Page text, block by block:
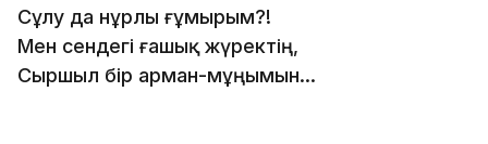
Сұлу да нұрлы ғұмырым?!
Мен сендегі ғашық жүректің,
Сыршыл бір арман-мұңымын...